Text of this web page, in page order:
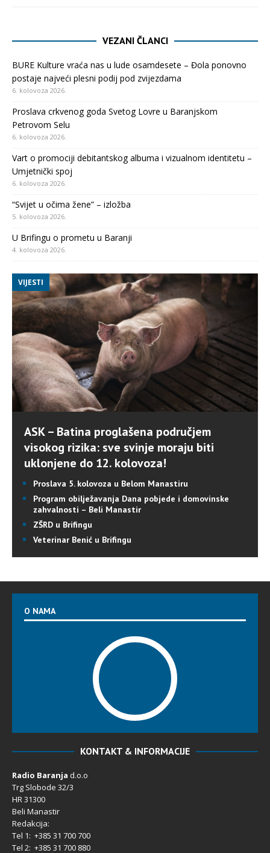
VEZANI ČLANCI
BURE Kulture vraća nas u lude osamdesete – Đola ponovno
postaje najveći plesni podij pod zvijezdama
6. kolovoza 2026.
Proslava crkvenog goda Svetog Lovre u Baranjskom
Petrovom Selu
6. kolovoza 2026.
Vart o promociji debitantskog albuma i vizualnom identitetu –
Umjetnički spoj
6. kolovoza 2026.
“Svijet u očima žene” – izložba
5. kolovoza 2026.
U Brifingu o prometu u Baranji
4. kolovoza 2026.
VIJESTI
ASK – Batina proglašena područjem
visokog rizika: sve svinje moraju biti
uklonjene do 12. kolovoza!
Proslava 5. kolovoza u Belom Manastiru
Program obilježavanja Dana pobjede i domovinske
zahvalnosti – Beli Manastir
ZŠRD u Brifingu
Veterinar Benić u Brifingu
O NAMA
KONTAKT & INFORMACIJE
Radio Baranja d.o.o
Trg Slobode 32/3
HR 31300
Beli Manastir
Redakcija:
Tel 1: +385 31 700 700
Tel 2: +385 31 700 880